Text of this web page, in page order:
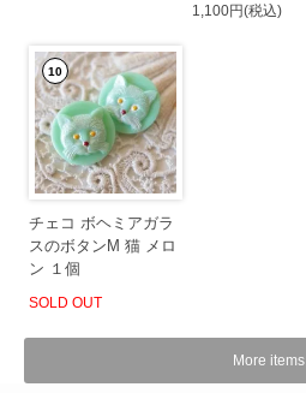
1,100円(税込)
10
チェコ ボヘミアガラ
スのボタンM 猫 メロ
ン １個
SOLD OUT
More items